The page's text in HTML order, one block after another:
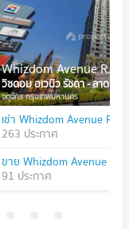
Whizdom Avenue Ratchada - Ladprao
วิซดอม อเวนิว รัชดา - ลาดพร้าว
จตุจักร กรุงเทพมหานคร
263 ประกาศ
91 ประกาศ